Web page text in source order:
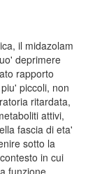
il midazolam
deprimere
rapporto
piccoli, non
ritardata,
attivi,
fascia di eta'
sotto la
in cui
funzione